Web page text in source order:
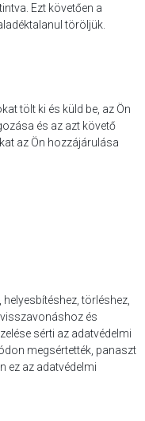
Ezt követően a
töröljük.
tölt ki és küld be, az Ön
és az azt követő
az Ön hozzájárulása
törléshez,
és
sérti az adatvédelmi
megsértették, panaszt
ez az adatvédelmi